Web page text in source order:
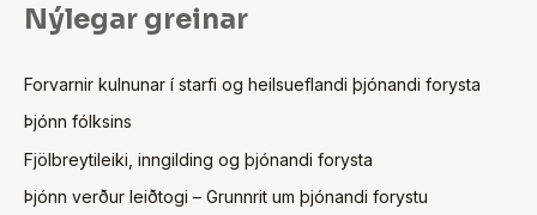
Nýlegar greinar
Forvarnir kulnunar í starfi og heilsueflandi þjónandi forysta
Þjónn fólksins
Fjölbreytileiki, inngilding og þjónandi forysta
Þjónn verður leiðtogi – Grunnrit um þjónandi forystu